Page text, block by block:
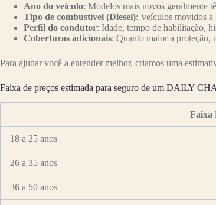
Ano do veículo: Modelos mais novos geralmente
Tipo de combustível (Diesel): Veículos movidos a
Perfil do condutor: Idade, tempo de habilitação,
Coberturas adicionais: Quanto maior a proteção,
Para ajudar você a entender melhor, criamos uma
Faixa de preços estimada para seguro de um DAILY
Faixa
18 a 25 anos
26 a 35 anos
36 a 50 anos